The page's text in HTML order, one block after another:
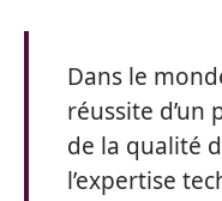
Dans le
réussite
de la qualité
l’expertise